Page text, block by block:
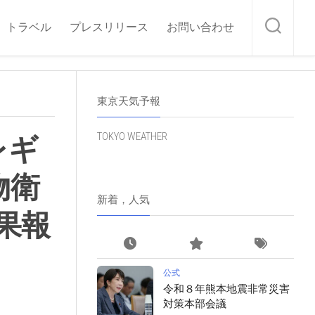
トラベル プレスリリース お問い合わせ
ギ
衛
報
東京天気予報
TOKYO WEATHER
新着，人気
公式
令和８年熊本地震非常災害
対策本部会議